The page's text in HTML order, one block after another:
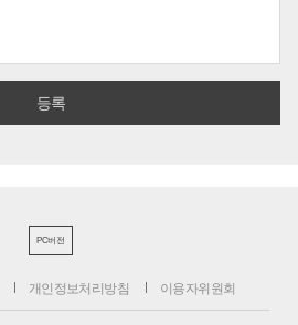
PC버전
개인정보처리방침 이용자위원회